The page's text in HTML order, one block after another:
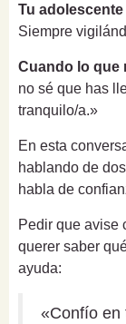
Tu
Siempre
Cuando lo que
no sé que has
tranquilo/a.»
En esta
hablando de
habla de
Pedir que avise
querer saber
ayuda:
«Confío en